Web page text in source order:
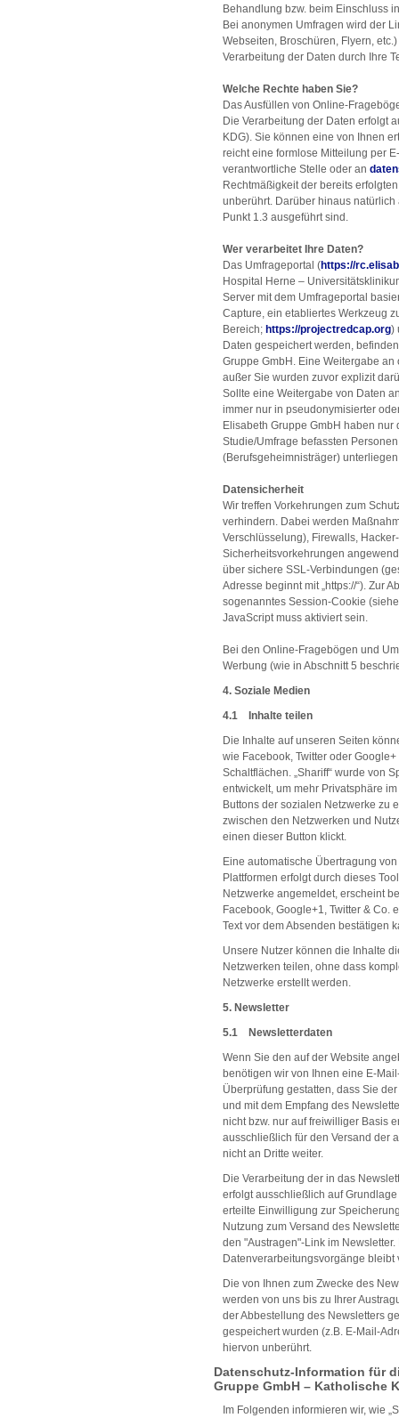
Behandlung bzw. beim Einschluss
Bei anonymen Umfragen wird der
Webseiten, Broschüren, Flyern,
Verarbeitung der Daten durch Ihre
Welche Rechte haben Sie?
Das Ausfüllen von Online-
Die Verarbeitung der Daten erfolgt
KDG). Sie können eine von Ihnen
reicht eine formlose Mitteilung per
verantwortliche Stelle oder an
Rechtmäßigkeit der bereits
unberührt. Darüber hinaus
Punkt 1.3 ausgeführt sind.
Wer verarbeitet Ihre Daten?
Das Umfrageportal (https://
Hospital Herne –
Server mit dem Umfrageportal
Capture, ein etabliertes Werkzeug
Bereich; https://projectredcap.org)
Daten gespeichert werden,
Gruppe GmbH. Eine Weitergabe
außer Sie wurden zuvor explizit
Sollte eine Weitergabe von Daten
immer nur in pseudonymisierter
Elisabeth Gruppe GmbH haben
Studie/Umfrage befassten
(Berufsgeheimnisträger)
Datensicherheit
Wir treffen Vorkehrungen zum
verhindern. Dabei werden
Verschlüsselung), Firewalls,
Sicherheitsvorkehrungen
über sichere SSL-Verbindungen
Adresse beginnt mit „https://“). Zur
sogenanntes Session-Cookie
JavaScript muss aktiviert sein.
Bei den Online-Fragebögen und
Werbung (wie in Abschnitt 5
4. Soziale Medien
4.1 Inhalte teilen
Die Inhalte auf unseren Seiten
wie Facebook, Twitter oder
Schaltflächen. „Shariff“ wurde von
entwickelt, um mehr Privatsphäre
Buttons der sozialen Netzwerke zu
zwischen den Netzwerken und
einen dieser Button klickt.
Eine automatische Übertragung
Plattformen erfolgt durch dieses
Netzwerke angemeldet, erscheint
Facebook, Google+1, Twitter & Co.
Text vor dem Absenden bestätigen
Unsere Nutzer können die Inhalte
Netzwerken teilen, ohne dass
Netzwerke erstellt werden.
5. Newsletter
5.1 Newsletterdaten
Wenn Sie den auf der Website
benötigen wir von Ihnen eine E-
Überprüfung gestatten, dass Sie
und mit dem Empfang des
nicht bzw. nur auf freiwilliger Basis
ausschließlich für den Versand der
nicht an Dritte weiter.
Die Verarbeitung der in das
erfolgt ausschließlich auf
erteilte Einwilligung zur
Nutzung zum Versand des
den "Austragen"-Link im
Datenverarbeitungsvorgänge bleibt
Die von Ihnen zum Zwecke des
werden von uns bis zu Ihrer
der Abbestellung des Newsletters
gespeichert wurden (z.B. E-Mail-
hiervon unberührt.
Datenschutz-Information für
Gruppe GmbH – Katholische
Im Folgenden informieren wir, wie